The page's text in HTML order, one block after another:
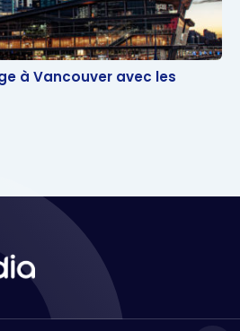
à Vancouver avec les points
à Vancouver avec les